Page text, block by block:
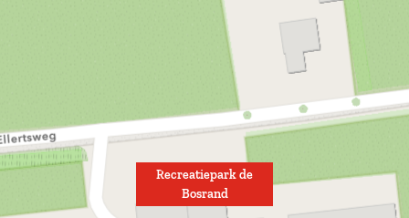
Recreatiepark de
Bosrand